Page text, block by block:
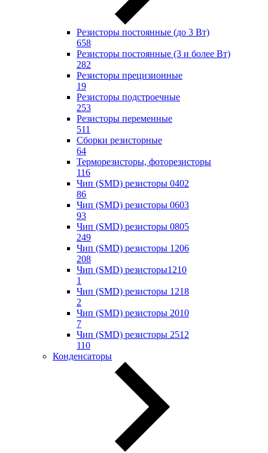
Резисторы постоянные (до 3 Вт)
658
Резисторы постоянные (3 и более Вт)
282
Резисторы прецизионные
19
Резисторы подстроечные
253
Резисторы переменные
511
Сборки резисторные
64
Терморезисторы, фоторезисторы
116
Чип (SMD) резисторы 0402
86
Чип (SMD) резисторы 0603
93
Чип (SMD) резисторы 0805
249
Чип (SMD) резисторы 1206
208
Чип (SMD) резисторы1210
1
Чип (SMD) резисторы 1218
2
Чип (SMD) резисторы 2010
7
Чип (SMD) резисторы 2512
110
Конденсаторы